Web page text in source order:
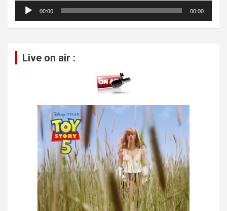
Lecteur
audio
00:00 00:00
Live on air :